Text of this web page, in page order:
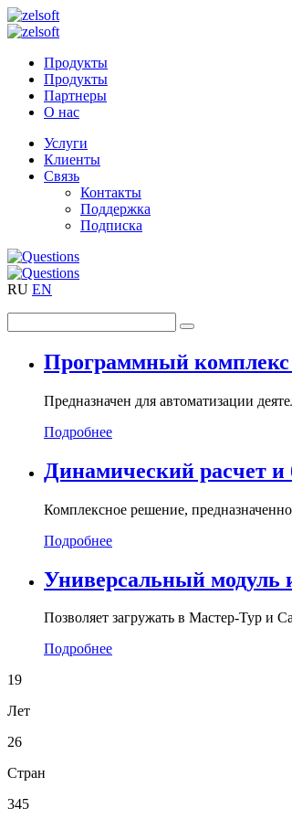
Продукты
Продукты
Партнеры
О нас
Услуги
Клиенты
Связь
Контакты
Поддержка
Подписка
RU EN
Программный
Предназначен для автоматизации
Подробнее
Динамический расчет и
Комплексное решение,
Подробнее
Универсальный модуль
Позволяет загружать в Мастер-Тур и
Подробнее
19
Лет
26
Стран
345